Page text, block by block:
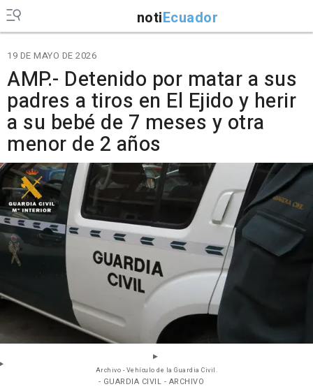
notiEcuador
19 DE MAYO DE 2026
AMP.- Detenido por matar a sus
padres a tiros en El Ejido y herir
a su bebé de 7 meses y otra
menor de 2 años
Archivo - Vehículo de la Guardia Civil.
- GUARDIA CIVIL - ARCHIVO